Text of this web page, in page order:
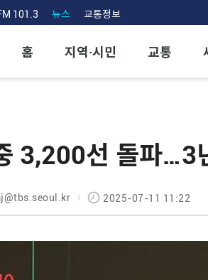
101.3 뉴스 교통정보
홈 지역·시민 교통
3,200선 돌파…3
2025-07-11 11:22